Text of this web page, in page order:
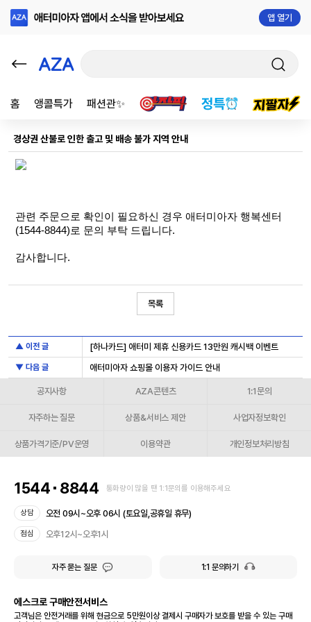
앱 열기
홈 앵콜특가 패션관✨
경상권 산불로 인한 출고 및 배송 불가 지역 안내
관련 주문으로 확인이 필요하신 경우 애터미아자 행복센터
(1544-8844)로 문의 부탁 드립니다.
감사합니다.
목록
▲ 이전 글 [하나카드] 애터미 제휴 신용카드 13만원 캐시백 이벤트
▼ 다음 글 애터미아자 쇼핑몰 이용자 가이드 안내
공지사항 AZA콘텐츠 1:1문의
자주하는 질문 상품&서비스 제안 사업자정보확인
상품가격기준/PV운영 이용약관 개인정보처리방침
1544 8844 통화량이 많을 땐 1:1문의를 이용해주세요
상담 오전 09시~오후 06시 (토요일,공휴일 휴무)
점심 오후12시~오후1시
자주 묻는 질문 1:1 문의하기
에스크로 구매안전서비스
고객님은 안전거래를 위해 현금으로 5만원이상 결제시 구매자가 보호를 받을 수 있는 구매